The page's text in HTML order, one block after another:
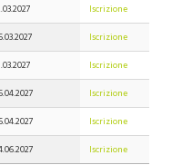
Iscrizione
Iscrizione
Iscrizione
Iscrizione
Iscrizione
Iscrizione